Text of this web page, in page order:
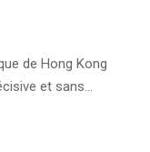
de Hong Kong
et sans...